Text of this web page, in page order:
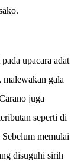
upacara adat
malewakan gala
juga
seperti di
memulai
disuguhi sirih